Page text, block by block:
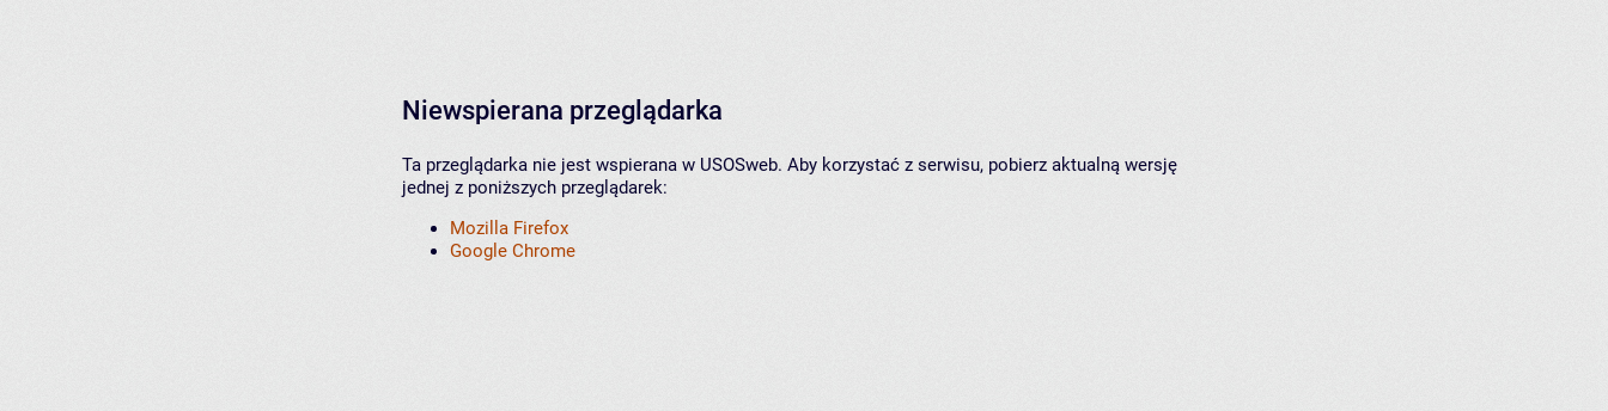
Niewspierana przeglądarka
Ta przeglądarka nie jest wspierana w USOSweb. Aby korzystać z serwisu, pobierz aktualną wersję
jednej z poniższych przeglądarek:
Mozilla Firefox
Google Chrome